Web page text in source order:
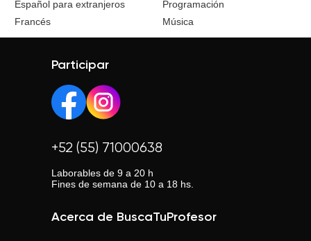
Español para extranjeros
Programación
Francés
Música
Participar
+52 (55) 71000638
Laborables de 9 a 20 h
Fines de semana de 10 a 18 hs.
Acerca de BuscaTuProfesor